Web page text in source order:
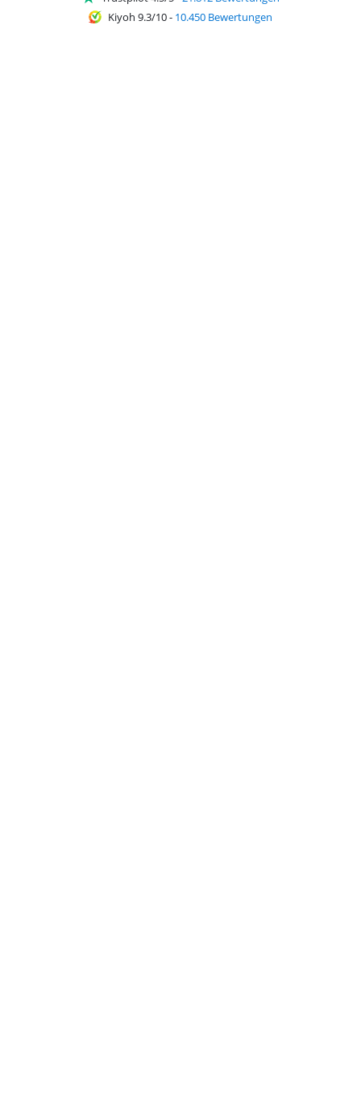
Kiyoh 9.3/10- 10.450 Bewertungen